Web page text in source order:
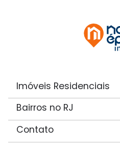
Imóveis Residenciais
Bairros no RJ
Contato